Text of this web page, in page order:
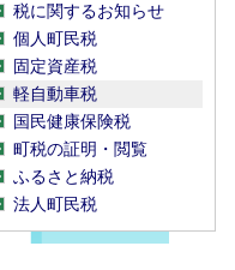
税に関するお知らせ
個人町民税
固定資産税
軽自動車税
国民健康保険税
町税の証明・閲覧
ふるさと納税
法人町民税